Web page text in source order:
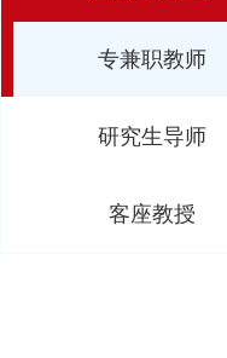
专兼职教师
研究生导师
客座教授